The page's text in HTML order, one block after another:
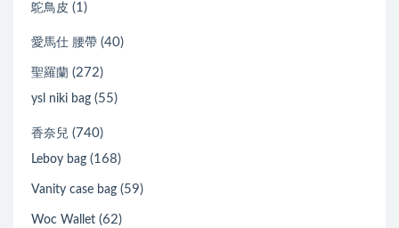
鴕鳥皮 (1)
愛馬仕 腰帶 (40)
聖羅蘭 (272)
ysl niki bag (55)
香奈兒 (740)
Leboy bag (168)
Vanity case bag (59)
Woc Wallet (62)